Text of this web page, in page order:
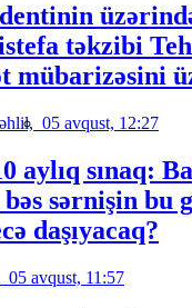
təkzibi
mübarizəsini
05 avqust, 12:27
aylıq sınaq:
bəs sərnişin bu
daşıyacaq?
05 avqust, 11:57